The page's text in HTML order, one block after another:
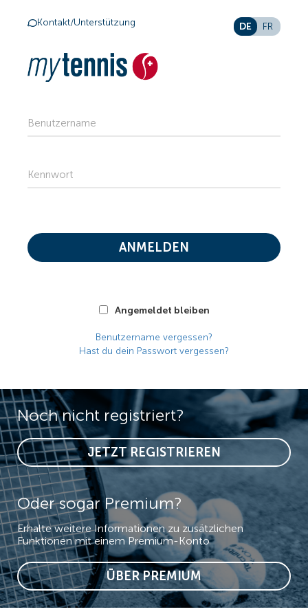
Noch nicht registriert?
JETZT REGISTRIEREN
Oder sogar Premium?
Erhalte weitere Informationen zu zusätzlichen
Funktionen mit einem Premium-Konto
ÜBER PREMIUM
Kontakt/Unterstützung DE FR
Benutzername
Kennwort
Angemeldet bleiben
ANMELDEN
Benutzername vergessen?
Hast du dein Passwort vergessen?